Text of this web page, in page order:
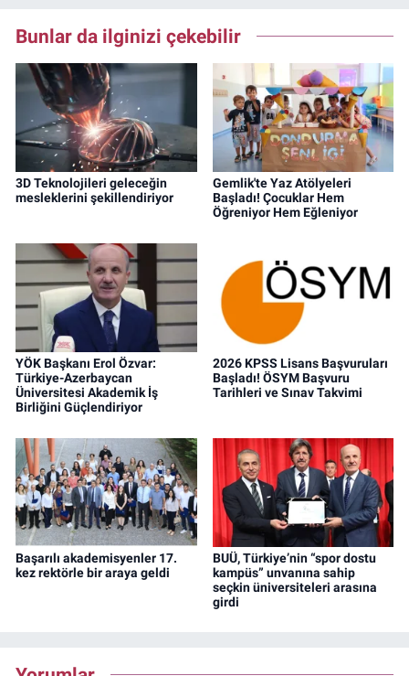
Bunlar da ilginizi çekebilir
3D Teknolojileri geleceğin
mesleklerini şekillendiriyor
Gemlik'te Yaz Atölyeleri
Başladı! Çocuklar Hem
Öğreniyor Hem Eğleniyor
YÖK Başkanı Erol Özvar:
Türkiye-Azerbaycan
Üniversitesi Akademik İş
Birliğini Güçlendiriyor
2026 KPSS Lisans Başvuruları
Başladı! ÖSYM Başvuru
Tarihleri ve Sınav Takvimi
Başarılı akademisyenler 17.
kez rektörle bir araya geldi
BUÜ, Türkiye’nin “spor dostu
kampüs” unvanına sahip
seçkin üniversiteleri arasına
girdi